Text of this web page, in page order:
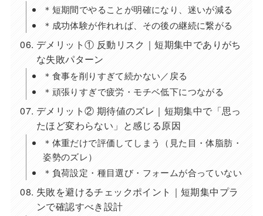
＊短期間でやることが明確になり、迷いが減る
＊成功体験が作れれば、その後の継続に繋がる
デメリット① 反動リスク｜短期集中でありがち
な失敗パターン
＊食事を削りすぎて続かない／戻る
＊頑張りすぎで疲労・モチベ低下につながる
デメリット② 期待値のズレ｜短期集中で「思っ
たほど変わらない」と感じる原因
＊体重だけで評価してしまう（見た目・体脂肪・
姿勢のズレ）
＊負荷設定・種目選び・フォームが合っていない
失敗を避けるチェックポイント｜短期集中プラ
ンで確認すべき設計